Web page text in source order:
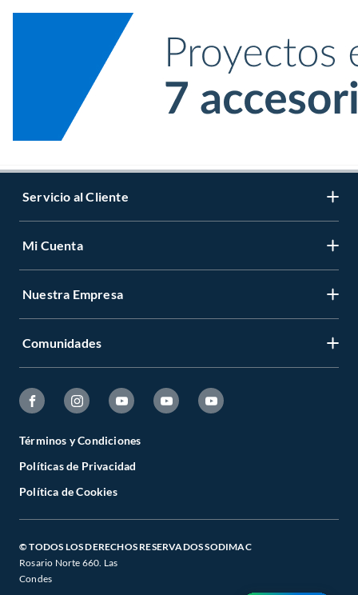
Servicio al Cliente
Mi Cuenta
Nuestra Empresa
Comunidades
Términos y Condiciones
Políticas de Privacidad
Política de Cookies
© TODOS LOS DERECHOS RESERVADOS SODIMAC
Rosario Norte 660. Las
Condes